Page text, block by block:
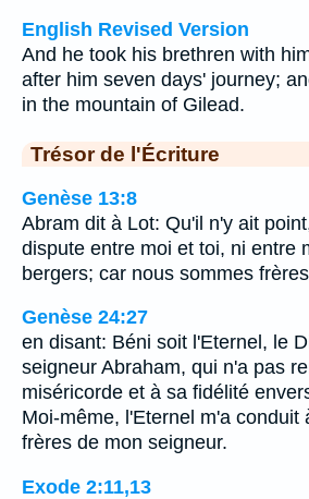
English Revised Version
And he took his brethren with
after him seven days' journey;
in the mountain of Gilead.
Trésor de l'Écriture
Genèse 13:8
Abram dit à Lot: Qu'il n'y ait
dispute entre moi et toi, ni entre
bergers; car nous sommes
Genèse 24:27
en disant: Béni soit l'Eternel, le
seigneur Abraham, qui n'a pas
miséricorde et à sa fidélité
Moi-même, l'Eternel m'a conduit
frères de mon seigneur.
Exode 2:11,13